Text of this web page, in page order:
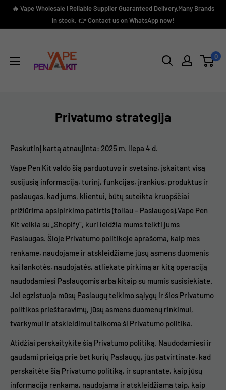
Skip🔥 Vape Wholesale | Reliable Supplier Guaranteed Delivery,Many Brands
in stock. 👉 Contact us on WhatsApp now!
Kit
0
Privatumo strategija
Paskutinį kartą atnaujinta: 2025 m. liepa 4 d.
Vape Pen Kit valdo šią parduotuvę ir svetainę, įskaitant visą
susijusią informaciją, turinį, funkcijas, įrankius, produktus ir
paslaugas, kad jums, klientui, būtų suteikta kruopščiai
prižiūrima apsipirkimo patirtis (toliau – Paslaugos).Vape Pen
Kit veikia su „Shopify“, kuri leidžia mums teikti jums
Paslaugas. Šioje Privatumo politikoje aprašoma, kaip mes
renkame, naudojame ir atskleidžiame jūsų asmens duomenis
kai lankotės, naudojatės, atliekate pirkimą ar kitą operaciją
naudodamiesi Paslaugomis arba kitaip su mumis susisiekiate.
Jei egzistuoja mūsų Paslaugų teikimo sąlygų ir šios Privatumo
politikos prieštaravimų, jūsų asmens duomenų rinkimui,
tvarkymui ir atskleidimui taikoma ši Privatumo politika.
Atidžiai perskaitykite šią Privatumo politiką. Naudodamiesi ir
gaudami prieigą prie bet kurių Paslaugų, jūs patvirtinate, kad
perskaitėte šią Privatumo politiką, ir suprantate, kaip jūsų
informacija renkama, naudojama ir atskleidžiama taip, kaip